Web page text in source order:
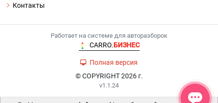
Контакты
Работает на системе для авторазборок
CARRO.БИЗНЕС
Полная версия
© COPYRIGHT 2026 г.
v1.1.24